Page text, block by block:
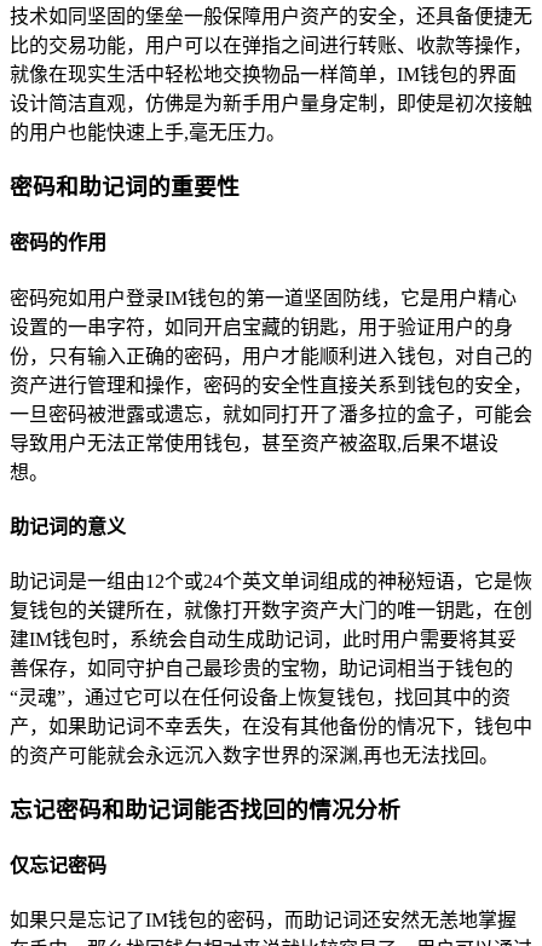
技术如同坚固的堡垒一般保障用户资产的安全，还具备便捷无
比的交易功能，用户可以在弹指之间进行转账、收款等操作，
就像在现实生活中轻松地交换物品一样简单，IM钱包的界面
设计简洁直观，仿佛是为新手用户量身定制，即使是初次接触
的用户也能快速上手,毫无压力。
密码和助记词的重要性
密码的作用
密码宛如用户登录IM钱包的第一道坚固防线，它是用户精心
设置的一串字符，如同开启宝藏的钥匙，用于验证用户的身
份，只有输入正确的密码，用户才能顺利进入钱包，对自己的
资产进行管理和操作，密码的安全性直接关系到钱包的安全，
一旦密码被泄露或遗忘，就如同打开了潘多拉的盒子，可能会
导致用户无法正常使用钱包，甚至资产被盗取,后果不堪设
想。
助记词的意义
助记词是一组由12个或24个英文单词组成的神秘短语，它是恢
复钱包的关键所在，就像打开数字资产大门的唯一钥匙，在创
建IM钱包时，系统会自动生成助记词，此时用户需要将其妥
善保存，如同守护自己最珍贵的宝物，助记词相当于钱包的
“灵魂”，通过它可以在任何设备上恢复钱包，找回其中的资
产，如果助记词不幸丢失，在没有其他备份的情况下，钱包中
的资产可能就会永远沉入数字世界的深渊,再也无法找回。
忘记密码和助记词能否找回的情况分析
仅忘记密码
如果只是忘记了IM钱包的密码，而助记词还安然无恙地掌握